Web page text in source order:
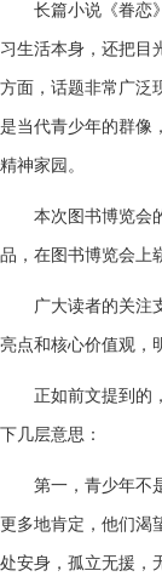
长篇小说《眷恋
习生活本身，还把目
方面，话题非常广泛
是当代青少年的群像
精神家园。
本次图书博览会
品，在图书博览会上
广大读者的关注
亮点和核心价值观，
正如前文提到的
下几层意思：
第一， 青少年不
更多地肯定，他们渴
处安身，孤立无援，